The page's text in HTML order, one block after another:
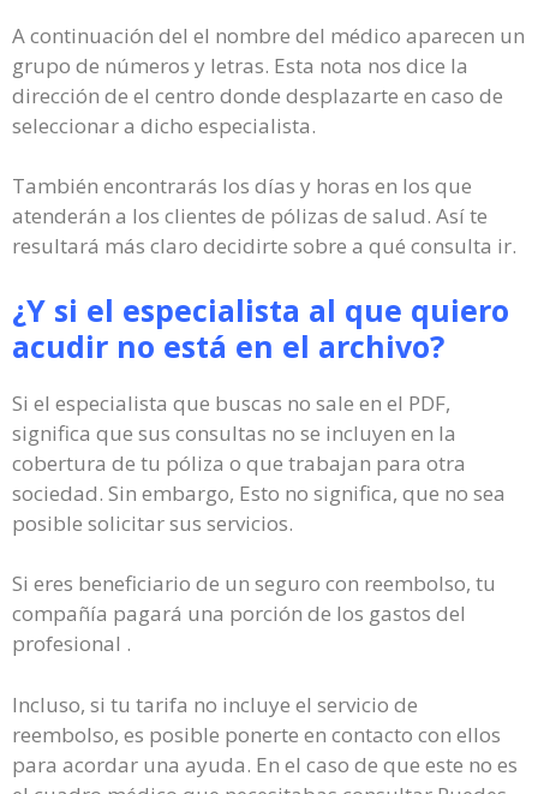
A continuación del el nombre del médico aparecen un
grupo de números y letras. Esta nota nos dice la
dirección de el centro donde desplazarte en caso de
seleccionar a dicho especialista.
También encontrarás los días y horas en los que
atenderán a los clientes de pólizas de salud. Así te
resultará más claro decidirte sobre a qué consulta ir.
¿Y si el especialista al que quiero
acudir no está en el archivo?
Si el especialista que buscas no sale en el PDF,
significa que sus consultas no se incluyen en la
cobertura de tu póliza o que trabajan para otra
sociedad. Sin embargo, Esto no significa, que no sea
posible solicitar sus servicios.
Si eres beneficiario de un seguro con reembolso, tu
compañía pagará una porción de los gastos del
profesional .
Incluso, si tu tarifa no incluye el servicio de
reembolso, es posible ponerte en contacto con ellos
para acordar una ayuda. En el caso de que este no es